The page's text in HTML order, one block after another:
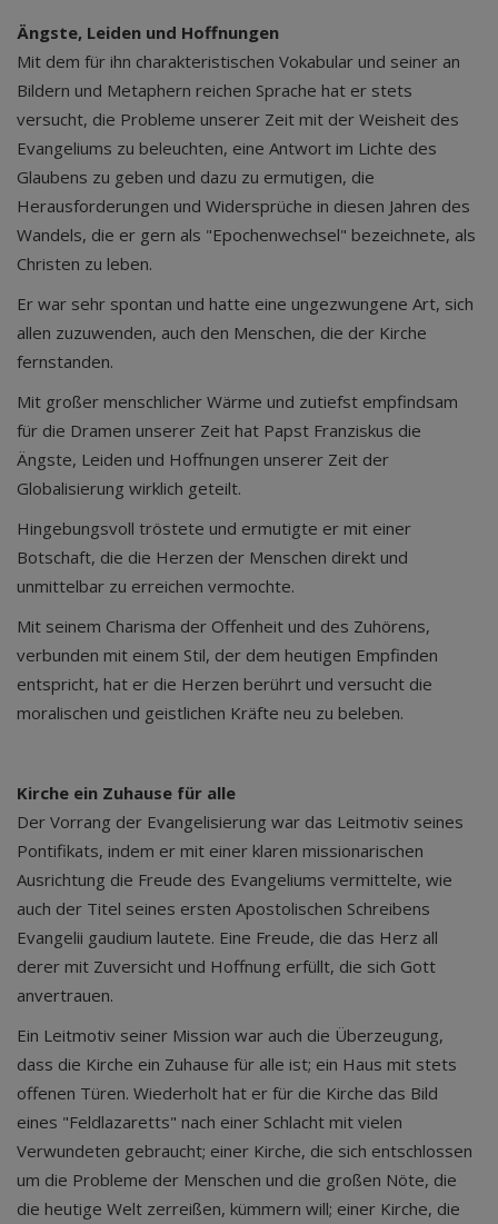
Ängste, Leiden und Hoffnungen
Mit dem für ihn charakteristischen Vokabular und seiner an
Bildern und Metaphern reichen Sprache hat er stets
versucht, die Probleme unserer Zeit mit der Weisheit des
Evangeliums zu beleuchten, eine Antwort im Lichte des
Glaubens zu geben und dazu zu ermutigen, die
Herausforderungen und Widersprüche in diesen Jahren des
Wandels, die er gern als "Epochenwechsel" bezeichnete, als
Christen zu leben.
Er war sehr spontan und hatte eine ungezwungene Art, sich
allen zuzuwenden, auch den Menschen, die der Kirche
fernstanden.
Mit großer menschlicher Wärme und zutiefst empfindsam
für die Dramen unserer Zeit hat Papst Franziskus die
Ängste, Leiden und Hoffnungen unserer Zeit der
Globalisierung wirklich geteilt.
Hingebungsvoll tröstete und ermutigte er mit einer
Botschaft, die die Herzen der Menschen direkt und
unmittelbar zu erreichen vermochte.
Mit seinem Charisma der Offenheit und des Zuhörens,
verbunden mit einem Stil, der dem heutigen Empfinden
entspricht, hat er die Herzen berührt und versucht die
moralischen und geistlichen Kräfte neu zu beleben.
Kirche ein Zuhause für alle
Der Vorrang der Evangelisierung war das Leitmotiv seines
Pontifikats, indem er mit einer klaren missionarischen
Ausrichtung die Freude des Evangeliums vermittelte, wie
auch der Titel seines ersten Apostolischen Schreibens
Evangelii gaudium lautete. Eine Freude, die das Herz all
derer mit Zuversicht und Hoffnung erfüllt, die sich Gott
anvertrauen.
Ein Leitmotiv seiner Mission war auch die Überzeugung,
dass die Kirche ein Zuhause für alle ist; ein Haus mit stets
offenen Türen. Wiederholt hat er für die Kirche das Bild
eines "Feldlazaretts" nach einer Schlacht mit vielen
Verwundeten gebraucht; einer Kirche, die sich entschlossen
um die Probleme der Menschen und die großen Nöte, die
die heutige Welt zerreißen, kümmern will; einer Kirche, die